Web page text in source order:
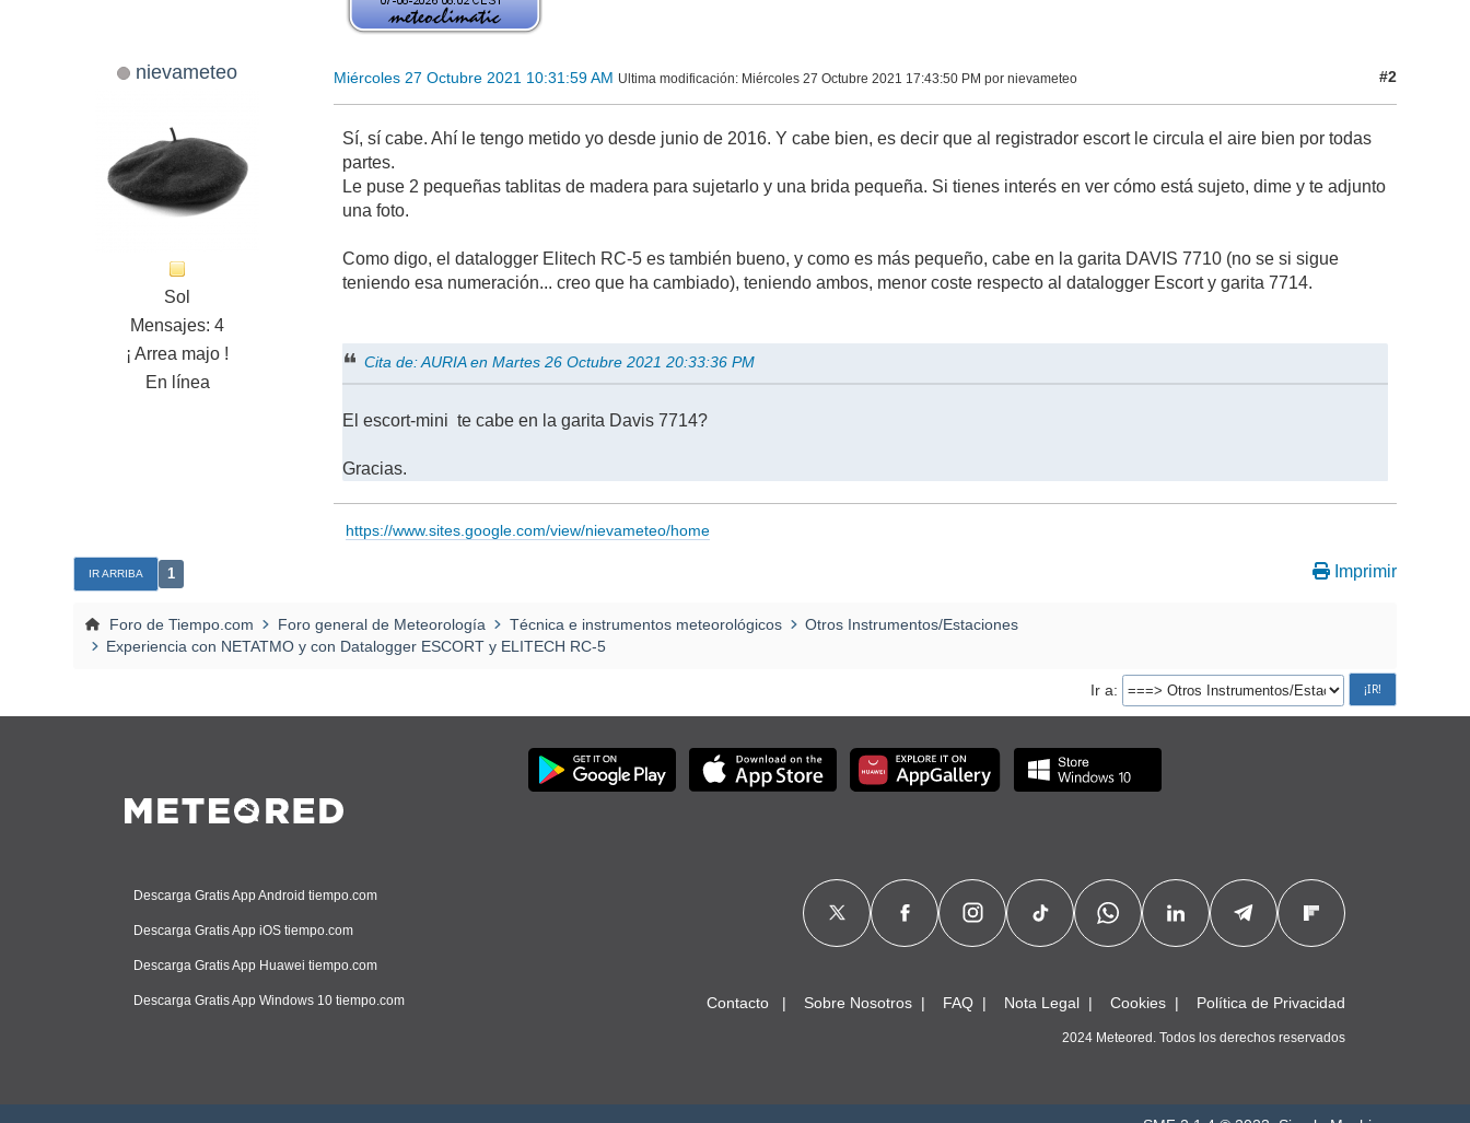
nievameteo
Sol
Mensajes: 4
¡ Arrea majo !
En línea
Miércoles 27 Octubre 2021 10:31:59 AM Ultima modificación: Miércoles 27 Octubre 2021 17:43:50 PM por nievameteo #2
Sí, sí cabe. Ahí le tengo metido yo desde junio de 2016. Y cabe bien, es decir que al registrador escort le circula el aire bien por todas
partes.
Le puse 2 pequeñas tablitas de madera para sujetarlo y una brida pequeña. Si tienes interés en ver cómo está sujeto, dime y te adjunto
una foto.
Como digo, el datalogger Elitech RC-5 es también bueno, y como es más pequeño, cabe en la garita DAVIS 7710 (no se si sigue
teniendo esa numeración... creo que ha cambiado), teniendo ambos, menor coste respecto al datalogger Escort y garita 7714.
Cita de: AURIA en Martes 26 Octubre 2021 20:33:36 PM
El escort-mini te cabe en la garita Davis 7714?
Gracias.
https://www.sites.google.com/view/nievameteo/home
IR ARRIBA 1 Imprimir
Foro de Tiempo.com Foro general de Meteorología Técnica e instrumentos meteorológicos
Otros Instrumentos/Estaciones
Experiencia con NETATMO y con Datalogger ESCORT y ELITECH RC-5
Ir a
Descarga Gratis App Android tiempo.com
Descarga Gratis App iOS tiempo.com
Descarga Gratis App Huawei tiempo.com
Descarga Gratis App Windows 10 tiempo.com Contacto Sobre Nosotros FAQ Nota Legal Cookies Política de Privacidad
2024 Meteored. Todos los derechos reservados